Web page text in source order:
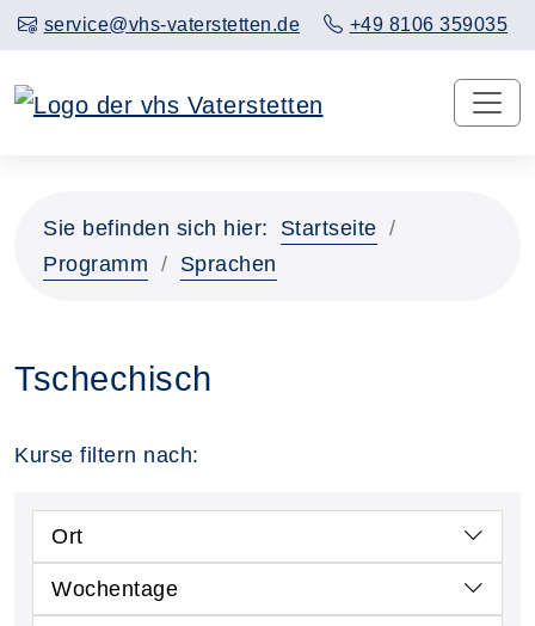
service@vhs-vaterstetten.de +49 8106 359035
Sie befinden sich hier:
Startseite
Programm
Sprachen
Tschechisch
Kurse filtern nach:
Ort
Wochentage